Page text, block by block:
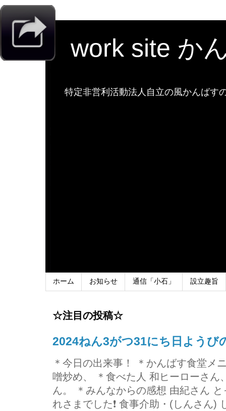
work site か
特定非営利活動法人自立の風かんばす
ホーム お知らせ 通信「小石」 設立趣旨
☆注目の投稿☆
2024ねん3がつ31にち日ようび
＊今日の出来事！ ＊かんばす食堂メ
噌炒め、 ＊食べた人 和ヒーローさん
ん。 ＊みんなからの感想 由紀さん
れさまでした❗ 食事介助・(しんさん)